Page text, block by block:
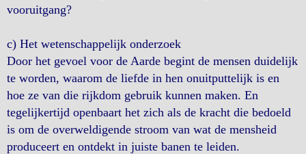
vooruitgang?
c) Het wetenschappelijk onderzoek
Door het gevoel voor de Aarde begint de mensen duidelijk
te worden, waarom de liefde in hen onuitputtelijk is en
hoe ze van die rijkdom gebruik kunnen maken. En
tegelijkertijd openbaart het zich als de kracht die bedoeld
is om de overweldigende stroom van wat de mensheid
produceert en ontdekt in juiste banen te leiden.